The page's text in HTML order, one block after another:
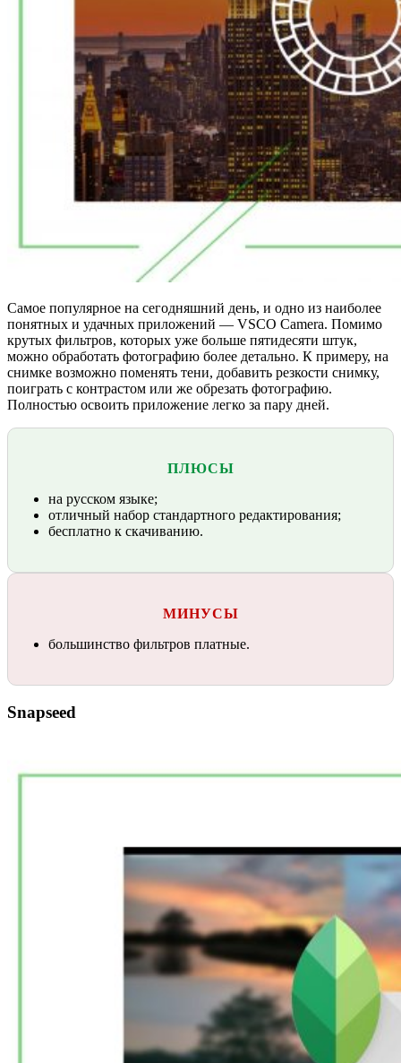
Самое популярное на сегодняшний день, и одно из наиболее
понятных и удачных приложений — VSCO Camera. Помимо
крутых фильтров, которых уже больше пятидесяти штук,
можно обработать фотографию более детально. К примеру, на
снимке возможно поменять тени, добавить резкости снимку,
поиграть с контрастом или же обрезать фотографию.
Полностью освоить приложение легко за пару дней.
ПЛЮСЫ
на русском языке;
отличный набор стандартного редактирования;
бесплатно к скачиванию.
МИНУСЫ
большинство фильтров платные.
Snapseed